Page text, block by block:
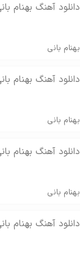
دانلود آهنگ بهنام
بهنام بانی
دانلود آهنگ بهنام
بهنام بانی
دانلود آهنگ بهنام
بهنام بانی
دانلود آهنگ بهنام